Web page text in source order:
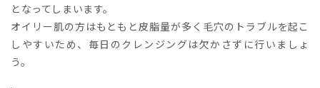
となってしまいます。
オイリー肌の方はもともと皮脂量が多く毛穴のトラブルを起こ
しやすいため、毎日のクレンジングは欠かさずに行いましょ
う。